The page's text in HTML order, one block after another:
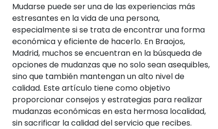
Mudarse puede ser una de las experiencias más
estresantes en la vida de una persona,
especialmente si se trata de encontrar una forma
económica y eficiente de hacerlo. En Braojos,
Madrid, muchos se encuentran en la búsqueda de
opciones de mudanzas que no solo sean asequibles,
sino que también mantengan un alto nivel de
calidad. Este artículo tiene como objetivo
proporcionar consejos y estrategias para realizar
mudanzas económicas en esta hermosa localidad,
sin sacrificar la calidad del servicio que recibes.